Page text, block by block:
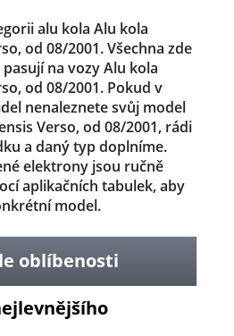
alu kola Alu kola
od 08/2001. Všechna zde
na vozy Alu kola
od 08/2001. Pokud v
nenaleznete svůj model
Verso, od 08/2001, rádi
a daný typ doplníme.
elektrony jsou ručně
aplikačních tabulek, aby
model.
oblíbenosti